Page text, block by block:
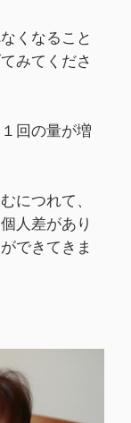
くなること
みてくださ
回の量が増
につれて、
人差があり
できてきま